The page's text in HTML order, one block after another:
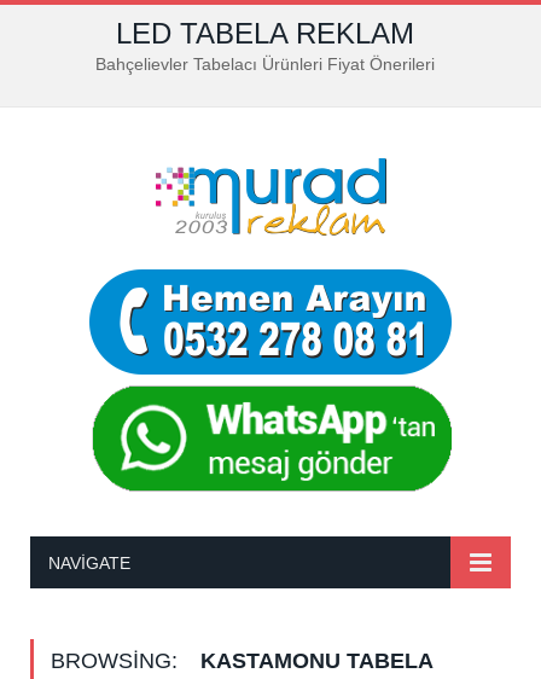
LED TABELA REKLAM
Bahçelievler Tabelacı Ürünleri Fiyat Önerileri
NAVIGATE
BROWSING: KASTAMONU TABELA